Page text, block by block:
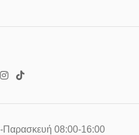
Παρασκευή 08:00-16:00